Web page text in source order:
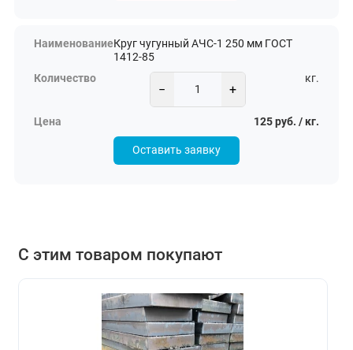
Круг чугунный АЧС-1 250 мм ГОСТ
1412-85
− +
кг.
125 руб. / кг.
Оставить заявку
С этим товаром покупают